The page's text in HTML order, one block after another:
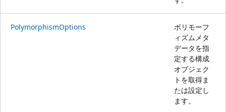
PolymorphismOptions
ポリモーフ
ィズムメタ
データを指
定する構成
オブジェク
トを取得ま
たは設定し
ます。